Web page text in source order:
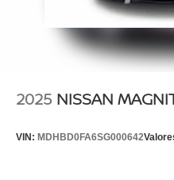
2025 NISSAN
VIN: MDHBD0FA6SG000642